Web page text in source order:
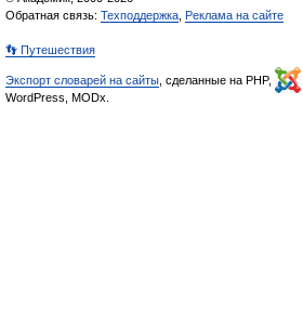
Обратная связь: Техподдержка Реклама на сайте
👣 Путешествия
Экспорт словарей на сайты , сделанные на PHP,
WordPress, MODx.